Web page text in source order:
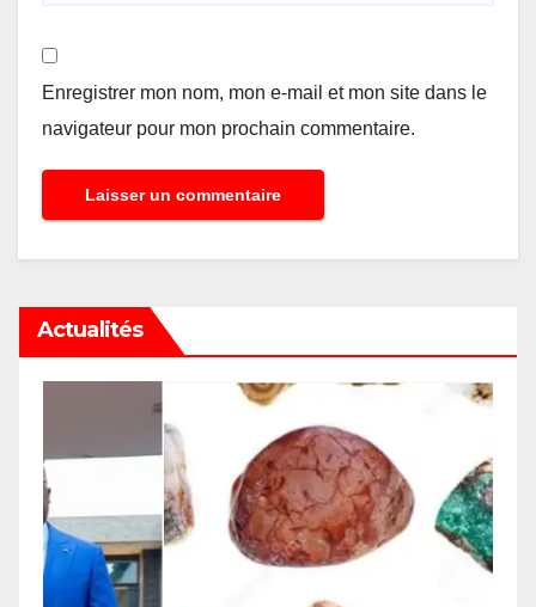
Enregistrer mon nom, mon e-mail et mon site dans le
navigateur pour mon prochain commentaire.
Actualités